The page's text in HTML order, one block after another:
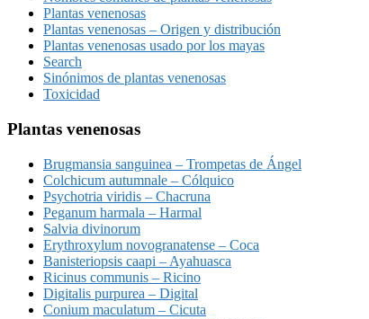
Plantas venenosas
Plantas venenosas – Origen y distribución
Plantas venenosas usado por los mayas
Search
Sinónimos de plantas venenosas
Toxicidad
Plantas venenosas
Brugmansia sanguinea – Trompetas de Ángel
Colchicum autumnale – Cólquico
Psychotria viridis – Chacruna
Peganum harmala – Harmal
Salvia divinorum
Erythroxylum novogranatense – Coca
Banisteriopsis caapi – Ayahuasca
Ricinus communis – Ricino
Digitalis purpurea – Digital
Conium maculatum – Cicuta